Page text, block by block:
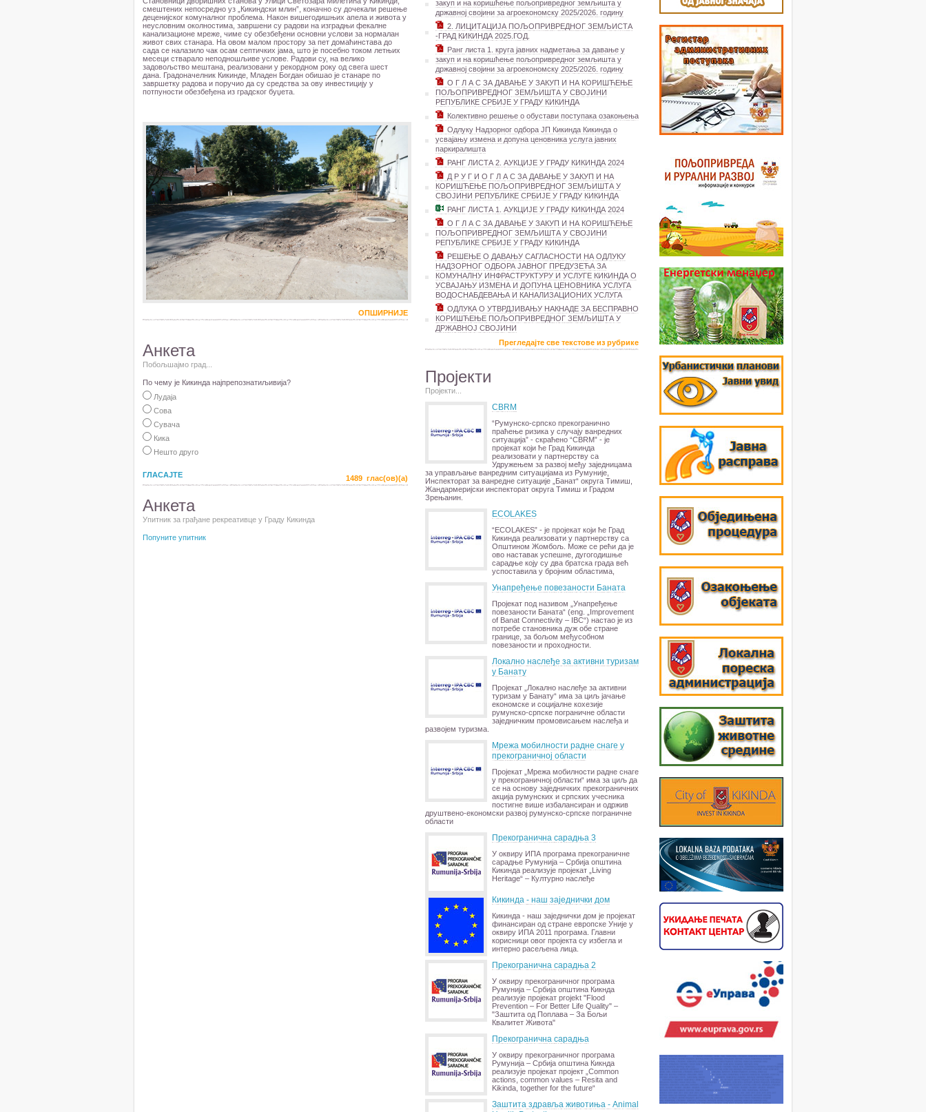
смештених непосредно уз „Кикиндски млин”, коначно су дочекали решење
деценијског комуналног проблема. Након вишегодишњих апела и живота у
неусловним околностима, завршени су радови на изградњи фекалне
канализационе мреже, чиме су обезбеђени основни услови за нормалан
живот свих станара. На овом малом простору за пет домаћинстава до
сада се налазило чак осам септичких јама, што је посебно током летњих
месеци стварало неподношљиве услове. Радови су, на велико
задовољство мештана, реализовани у рекордном року од свега шест
дана. Градоначелник Кикинде, Младен Богдан обишао је станаре по
завршетку радова и поручио да су средства за ову инвестицију у
потпуности обезбеђена из градског буџета.
ОПШИРНИЈЕ
Анкета
Побољшајмо град...
По чему је Кикинда најпрепознатиљивија?
Лудаја
Сова
Сувача
Кика
Нешто друго
ГЛАСАЈТЕ 1489 глас(ов)(а)
Анкета
Упитник за грађане рекреативце у Граду Кикинда
Попуните упитник
закуп и на коришћење пољопривредног земљишта у
државној својини за агроекономску 2025/2026. годину
2. ЛИЦИТАЦИЈА ПОЉОПРИВРЕДНОГ ЗЕМЉИСТА
-ГРАД КИКИНДА 2025.ГОД.
Ранг листа 1. круга јавних надметања за давање у
закуп и на коришћење пољопривредног земљишта у
државној својини за агроекономску 2025/2026. годину
О Г Л А С ЗА ДАВАЊЕ У ЗАКУП И НА КОРИШЋЕЊЕ
ПОЉОПРИВРЕДНОГ ЗЕМЉИШТА У СВОЈИНИ
РЕПУБЛИКЕ СРБИЈЕ У ГРАДУ КИКИНДА
Колективно решење о обустави поступака озакоњења
Одлуку Надзорног одбора ЈП Кикинда Кикинда о
усвајању измена и допуна ценовника услуга јавних
паркиралишта
РАНГ ЛИСТА 2. АУКЦИЈЕ У ГРАДУ КИКИНДА 2024
Д Р У Г И О Г Л А С ЗА ДАВАЊЕ У ЗАКУП И НА
КОРИШЋЕЊЕ ПОЉОПРИВРЕДНОГ ЗЕМЉИШТА У
СВОЈИНИ РЕПУБЛИКЕ СРБИЈЕ У ГРАДУ КИКИНДА
РАНГ ЛИСТА 1. АУКЦИЈЕ У ГРАДУ КИКИНДА 2024
О Г Л А С ЗА ДАВАЊЕ У ЗАКУП И НА КОРИШЋЕЊЕ
ПОЉОПРИВРЕДНОГ ЗЕМЉИШТА У СВОЈИНИ
РЕПУБЛИКЕ СРБИЈЕ У ГРАДУ КИКИНДА
РЕШЕЊЕ О ДАВАЊУ САГЛАСНОСТИ НА ОДЛУКУ
НАДЗОРНОГ ОДБОРА ЈАВНОГ ПРЕДУЗЕЋА ЗА
КОМУНАЛНУ ИНФРАСТРУКТУРУ И УСЛУГЕ КИКИНДА О
УСВАЈАЊУ ИЗМЕНА И ДОПУНА ЦЕНОВНИКА УСЛУГА
ВОДОСНАБДЕВАЊА И КАНАЛИЗАЦИОНИХ УСЛУГА
ОДЛУКА О УТВРДЈИВАЊУ НАКНАДЕ ЗА БЕСПРАВНО
КОРИШЋЕЊЕ ПОЉОПРИВРЕДНОГ ЗЕМЉИШТА У
ДРЖАВНОЈ СВОЈИНИ
Прегледајте све текстове из рубрике
Пројекти
Пројекти...
CBRM
“Румунско-српско прекогранично
праћење ризика у случају ванредних
ситуација” - скраћено “CBRM” - је
пројекат који ће Град Кикинда
реализовати у партнерству са
Удружењем за развој међу заједницама
за управљање ванредним ситуацијама из Румуније,
Инспекторат за ванредне ситуације „Банат“ округа Тимиш,
Жандармеријски инспекторат округа Тимиш и Градом
Зрењанин.
ECOLAKES
“ECOLAKES” - је пројекат који ће Град
Кикинда реализовати у партнерству са
Општином Жомбољ. Може се рећи да је
ово наставак успешне, дугогодишње
сарадње коју су два братска града већ
успоставила у бројним областима,
Унапређење повезаности Баната
Пројекат под називом „Унапређење
повезаности Баната“ (eng. „Improvement
of Banat Connectivity – IBC“) настао је из
потребе становника дуж обе стране
границе, за бољом међусобном
повезаности и проходности.
Локално наслеђе за активни туризам
у Банату
Пројекат „Локално наслеђе за активни
туризам у Банату“ има за циљ јачање
економске и социјалне кохезије
румунско-српске пограничне области
заједничким промовисањем наслеђа и
развојем туризма.
Мрежа мобилности радне снаге у
прекограничној области
Пројекат „Мрежа мобилности радне снаге
у прекограничној области“ има за циљ да
се на основу заједничких прекограничних
акција румунских и српских учесника
постигне више избалансиран и одржив
друштвено-економски развој румунско-српске пограничне
области
Прекогранична сарадња 3
У оквиру ИПА програма прекограничне
сарадње Румунија – Србија општина
Кикинда реализује пројекат „Living
Heritage“ – Културно наслеђе
Кикинда - наш заједнички дом
Кикинда - наш заједнички дом је пројекат
финансиран од стране европске Уније у
оквиру ИПА 2011 програма. Главни
корисници овог пројекта су избегла и
интерно расељена лица.
Прекогранична сарадња 2
У оквиру прекограничног програма
Румунија – Србија општина Кикнда
реализује пројекат projekt "Flood
Prevention – For Better Life Quality" –
"Заштита од Поплава – За Бољи
Квалитет Живота"
Прекогранична сарадња
У оквиру прекограничног програма
Румунија – Србија општина Кикнда
реализује пројекат пројект „Common
actions, common values – Resita and
Kikinda, together for the future“
Заштита здравља животиња - Animal